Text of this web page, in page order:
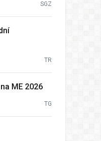
SGZ
TR
ME 2026
TG